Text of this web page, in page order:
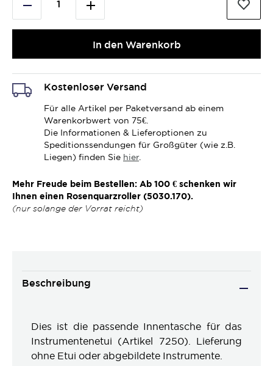
In den Warenkorb
Kostenloser Versand
Für alle Artikel per Paketversand ab einem
Warenkorbwert von 75€.
Die Informationen & Lieferoptionen zu
Speditionssendungen für Großgüter (wie z.B.
Liegen) finden Sie hier.
Mehr Freude beim Bestellen: Ab 100 € schenken wir
Ihnen einen Rosenquarzroller (5030.170).
(nur solange der Vorrat reicht)
Beschreibung
Dies ist die passende Innentasche für das
Instrumentenetui (Artikel 7250). Lieferung
ohne Etui oder abgebildete Instrumente.